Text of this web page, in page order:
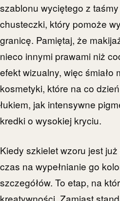
szablonu wyciętego z
chusteczki, który pomoże
granicę. Pamiętaj, że
nieco innymi prawami niż
efekt wizualny, więc śmiało
kosmetyki, które na co
łukiem, jak intensywne
kredki o wysokiej kryciu.
Kiedy szkielet wzoru jest
czas na wypełnianie go
szczegółów. To etap, na
kreatywności. Zamiast